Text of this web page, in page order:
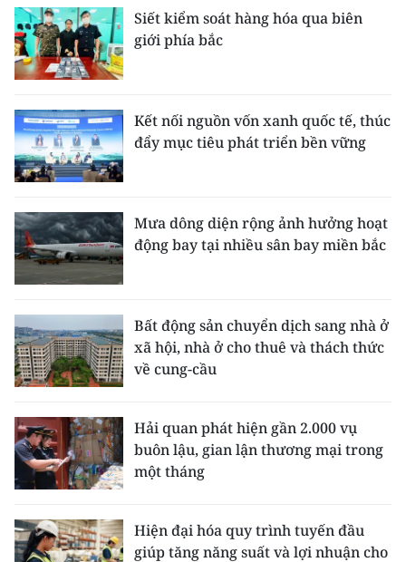
Siết kiểm soát hàng hóa qua biên
giới phía bắc
Kết nối nguồn vốn xanh quốc tế, thúc
đẩy mục tiêu phát triển bền vững
Mưa dông diện rộng ảnh hưởng hoạt
động bay tại nhiều sân bay miền bắc
Bất động sản chuyển dịch sang nhà ở
xã hội, nhà ở cho thuê và thách thức
về cung-cầu
Hải quan phát hiện gần 2.000 vụ
buôn lậu, gian lận thương mại trong
một tháng
Hiện đại hóa quy trình tuyến đầu
giúp tăng năng suất và lợi nhuận cho